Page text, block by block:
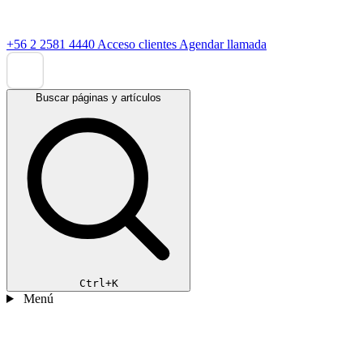
+56 2 2581 4440 Acceso clientes Agendar llamada
Buscar páginas y artículos
Ctrl+K
Menú